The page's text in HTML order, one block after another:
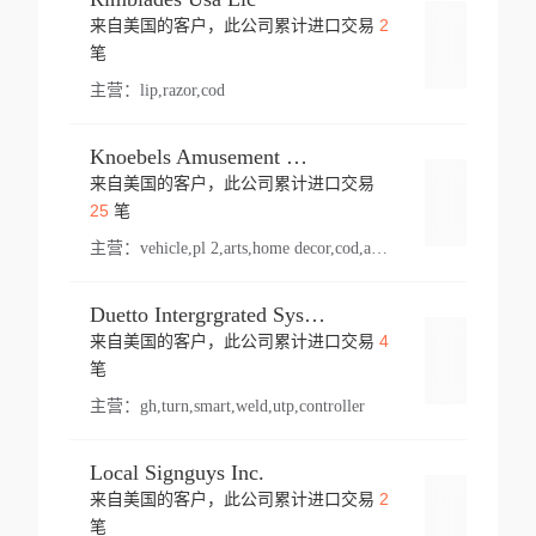
来自美国的客户，此公司累计进口交易 2
笔
主营： lip,razor,cod
Knoebels Amusement Resort
来自美国的客户，此公司累计进口交易
25笔
主营： vehicle,pl 2,arts,home decor,cod,amusement ride,sea
Duetto Intergrgrated Systems Inc.
来自美国的客户，此公司累计进口交易 4
笔
主营： gh,turn,smart,weld,utp,controller
Local Signguys Inc.
来自美国的客户，此公司累计进口交易 2
笔